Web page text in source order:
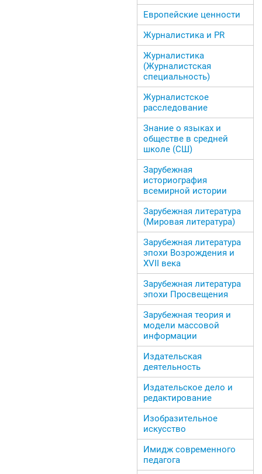
Европейские ценности
Журналистика и PR
Журналистика
(Журналистская
специальность)
Журналистское
расследование
Знание о языках и
обществе в средней
школе (СШ)
Зарубежная
историография
всемирной истории
Зарубежная литература
(Мировая литература)
Зарубежная литература
эпохи Возрождения и
ХVII века
Зарубежная литература
эпохи Просвещения
Зарубежная теория и
модели массовой
информации
Издательская
деятельность
Издательское дело и
редактирование
Изобразительное
искусство
Имидж современного
педагога